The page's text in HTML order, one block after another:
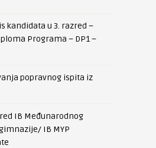
kandidata u 3. razred –
Programa – DP1 –
popravnog ispita iz
IB Međunarodnog
IB MYP